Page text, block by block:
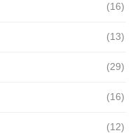
(16)
(13)
(29)
(16)
(12)